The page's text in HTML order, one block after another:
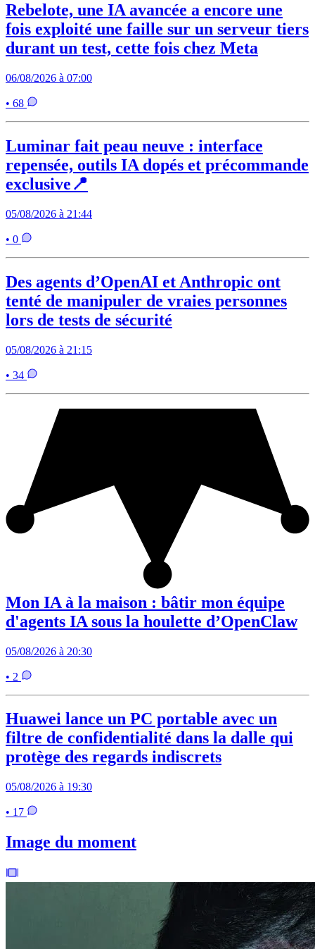
Rebelote, une IA avancée a encore une
fois exploité une faille sur un serveur tiers
durant un test, cette fois chez Meta
06/08/2026 à 07:00
• 68
Luminar fait peau neuve : interface
repensée, outils IA dopés et précommande
exclusive📍
05/08/2026 à 21:44
• 0
Des agents d’OpenAI et Anthropic ont
tenté de manipuler de vraies personnes
lors de tests de sécurité
05/08/2026 à 21:15
• 34
Mon IA à la maison : bâtir mon équipe
d'agents IA sous la houlette d’OpenClaw
05/08/2026 à 20:30
• 2
Huawei lance un PC portable avec un
filtre de confidentialité dans la dalle qui
protège des regards indiscrets
05/08/2026 à 19:30
• 17
Image du moment